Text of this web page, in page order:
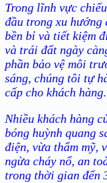
Trong lĩnh vực
đầu trong xu hướng
bền bỉ và tiết kiệm
và trái đất ngày
phần bảo vệ môi
sáng, chúng tôi tự
cấp cho khách hàng.
Nhiều khách hàng
bóng huỳnh quang
điện, vừa thẩm mỹ,
ngừa cháy nổ, an
trong thời gian đến